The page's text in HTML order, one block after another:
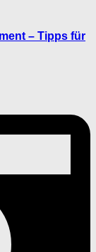
– Tipps für